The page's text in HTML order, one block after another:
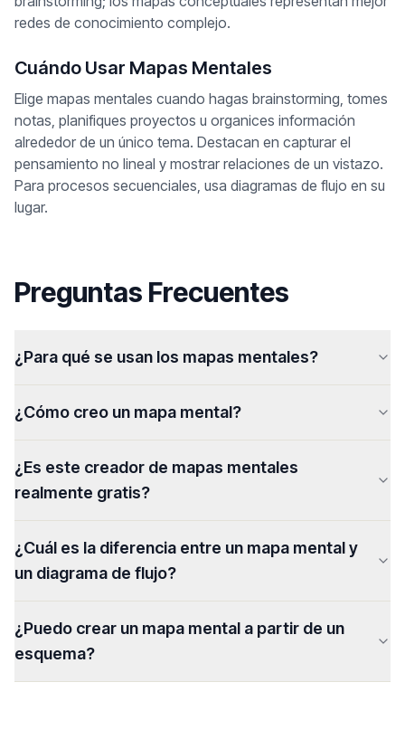
redes de conocimiento complejo.
Cuándo Usar Mapas Mentales
Elige mapas mentales cuando hagas brainstorming, tomes
notas, planifiques proyectos u organices información
alrededor de un único tema. Destacan en capturar el
pensamiento no lineal y mostrar relaciones de un vistazo.
Para procesos secuenciales, usa diagramas de flujo en su
lugar.
Preguntas Frecuentes
¿Para qué se usan los mapas mentales?
¿Cómo creo un mapa mental?
¿Es este creador de mapas mentales
realmente gratis?
¿Cuál es la diferencia entre un mapa mental y
un diagrama de flujo?
¿Puedo crear un mapa mental a partir de un
esquema?